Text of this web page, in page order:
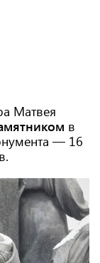
Матвея
в
— 16